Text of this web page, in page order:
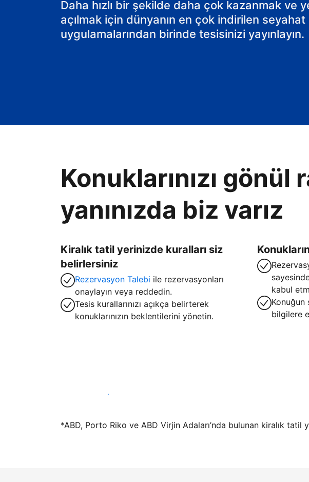
Daha hızlı bir şekilde daha çok kazanmak ve
açılmak için dünyanın en çok indirilen seyahat
uygulamalarından birinde tesisinizi yayınlayın.
Konuklarınızı gönül
yanınızda biz varız
Kiralık tatil yerinizde kuralları siz
belirlersiniz
Rezervasyon Talebi ile rezervasyonları
onaylayın veya reddedin.
Tesis kurallarınızı açıkça belirterek
konuklarınızın beklentilerini yönetin.
kabul
Konuğun
bilgilere
Hemen tesis yayınla
*ABD, Porto Riko ve ABD Virjin Adaları’nda bulunan kiralık tatil